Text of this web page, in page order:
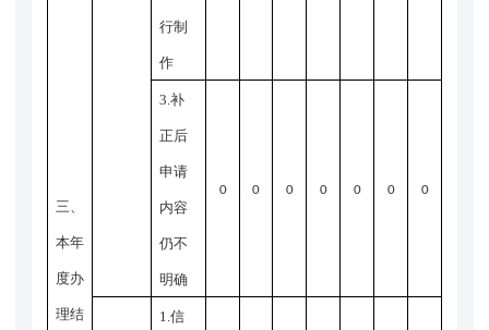
三、
本年
度办
理结
行制
作
3.补
正后
申请
内容
仍不
明确
0 0 0 0 0 0 0
1.信